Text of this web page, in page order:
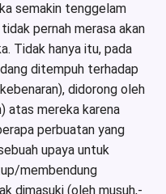
semakin tenggelam
pernah merasa akan
Tidak hanya itu, pada
ditempuh terhadap
didorong oleh
atas mereka karena
perbuatan yang
upaya untuk
membendung
dimasuki (oleh musuh,-